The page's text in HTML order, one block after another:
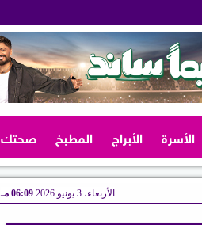
الأسرة الأبراج المطبخ صحتك
الأربعاء، 3 يونيو 2026 06:09 مـ